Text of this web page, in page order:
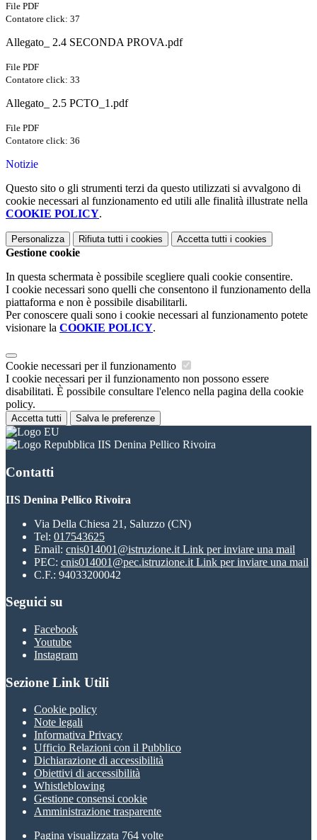
File PDF
Contatore click: 37
Allegato_ 2.4 SECONDA PROVA.pdf
File PDF
Contatore click: 33
Allegato_ 2.5 PCTO_1.pdf
File PDF
Contatore click: 36
Notizie
Questo sito o gli strumenti terzi da questo utilizzati si avvalgono di
cookie necessari al funzionamento ed utili alle finalità illustrate nella
COOKIE POLICY.
Personalizza Rifiuta tutti i cookies Accetta tutti i cookies
Gestione cookie
In questa schermata è possibile scegliere quali cookie consentire.
I cookie necessari sono quelli che consentono il funzionamento della
piattaforma e non è possibile disabilitarli.
Per conoscere quali sono i cookie necessari al funzionamento potete
visionare la COOKIE POLICY.
Cookie necessari per il funzionamento
I cookie necessari per il funzionamento non possono essere
disabilitati. È possibile consultare l'elenco nella pagina della cookie
policy.
Accetta tutti Salva le preferenze
IIS Denina Pellico Rivoira
Contatti
IIS Denina Pellico Rivoira
Via Della Chiesa 21, Saluzzo (CN)
Tel: 017543625
Email: cnis014001@istruzione.it Link per inviare una mail
PEC: cnis014001@pec.istruzione.it Link per inviare una mail
C.F.: 94033200042
Seguici su
Facebook
Youtube
Instagram
Sezione Link Utili
Cookie policy
Note legali
Informativa Privacy
Ufficio Relazioni con il Pubblico
Dichiarazione di accessibilità
Obiettivi di accessibilità
Whistleblowing
Gestione consensi cookie
Amministrazione trasparente
Pagina visualizzata 764 volte